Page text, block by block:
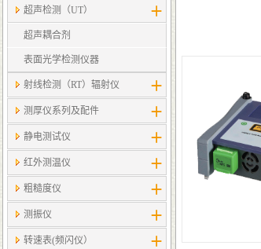
超声检测（UT）
超声耦合剂
表面光学检测仪器
射线检测（RT）辐射仪
测厚仪系列及配件
静电测试仪
红外测温仪
粗糙度仪
测振仪
转速表(频闪仪）